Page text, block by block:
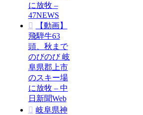
に放牧 –
47NEWS
【動画】
飛騨牛63
頭、秋まで
のびのび 岐
阜県郡上市
のスキー場
に放牧 – 中
日新聞Web
岐阜県神